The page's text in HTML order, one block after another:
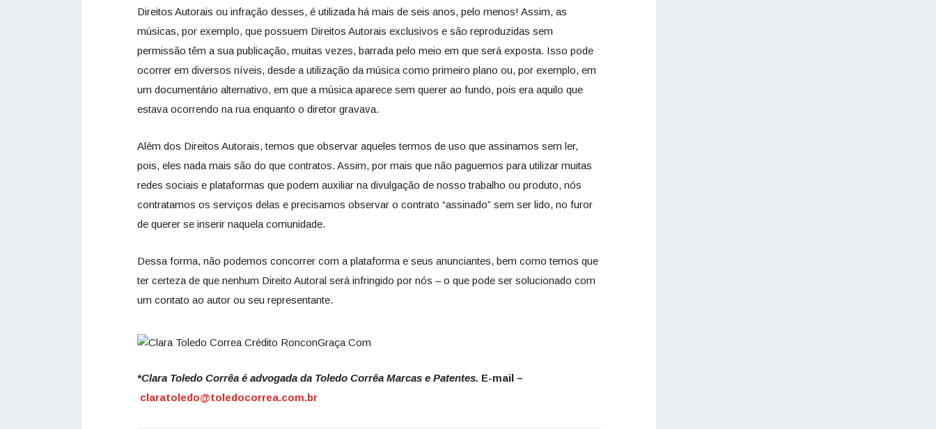
Direitos Autorais ou infração desses, é utilizada há mais de seis anos, pelo menos! Assim, as
músicas, por exemplo, que possuem Direitos Autorais exclusivos e são reproduzidas sem
permissão têm a sua publicação, muitas vezes, barrada pelo meio em que será exposta. Isso pode
ocorrer em diversos níveis, desde a utilização da música como primeiro plano ou, por exemplo, em
um documentário alternativo, em que a música aparece sem querer ao fundo, pois era aquilo que
estava ocorrendo na rua enquanto o diretor gravava.
Além dos Direitos Autorais, temos que observar aqueles termos de uso que assinamos sem ler,
pois, eles nada mais são do que contratos. Assim, por mais que não paguemos para utilizar muitas
redes sociais e plataformas que podem auxiliar na divulgação de nosso trabalho ou produto, nós
contratamos os serviços delas e precisamos observar o contrato “assinado” sem ser lido, no furor
de querer se inserir naquela comunidade.
Dessa forma, não podemos concorrer com a plataforma e seus anunciantes, bem como temos que
ter certeza de que nenhum Direito Autoral será infringido por nós – o que pode ser solucionado com
um contato ao autor ou seu representante.
*Clara Toledo Corrêa é advogada da Toledo Corrêa Marcas e Patentes. E-mail –
claratoledo@toledocorrea.com.br